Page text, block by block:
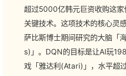
超过5000亿韩元巨资收购这家
关键技术。这项技术的核心灵
萨比斯博士期间研究的大脑「
s)」。DQN的目标是让AI玩
戏「雅达利(Atari)」，水平超过